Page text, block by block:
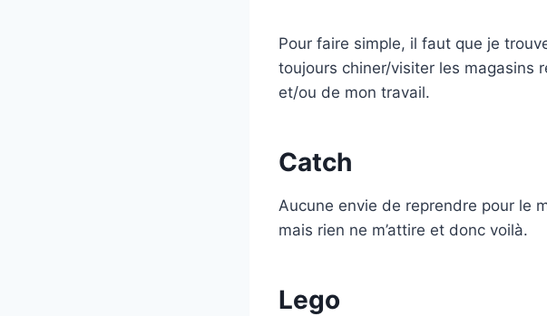
Pour faire simple, il faut que je
toujours chiner/visiter les magasins
et/ou de mon travail.
Catch
Aucune envie de reprendre pour le
mais rien ne m’attire et donc voilà.
Lego